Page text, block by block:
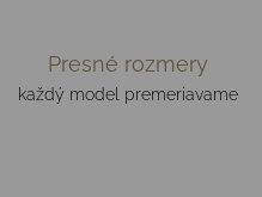
Presné rozmery
každý model premeriavame